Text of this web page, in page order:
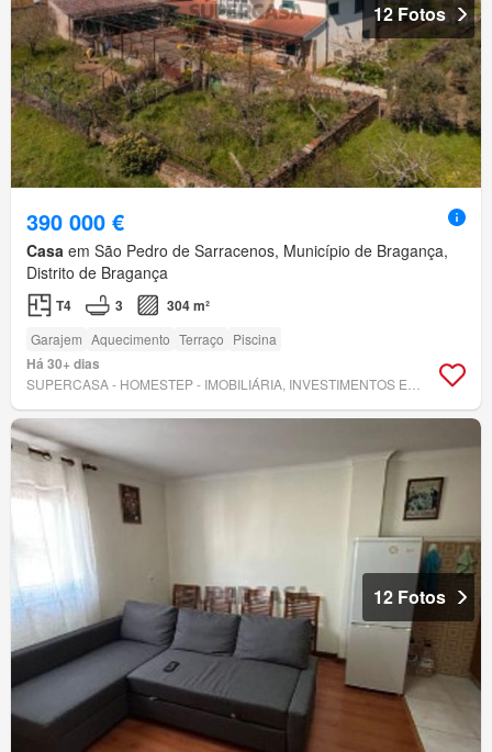
12 Fotos
390 000 €
Casa em São Pedro de Sarracenos, Município de Bragança,
Distrito de Bragança
T4 3 304 m²
Garajem Aquecimento Terraço Piscina
Há 30+ dias
12 Fotos